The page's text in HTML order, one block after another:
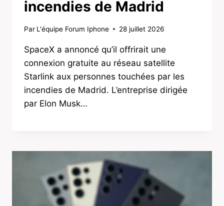
incendies de Madrid
Par L'équipe Forum Iphone 28 juillet 2026
SpaceX a annoncé qu’il offrirait une
connexion gratuite au réseau satellite
Starlink aux personnes touchées par les
incendies de Madrid. L’entreprise dirigée
par Elon Musk…